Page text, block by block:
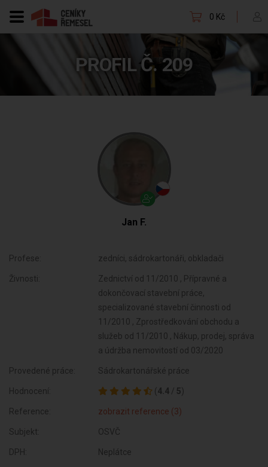
0 Kč
PROFIL Č. 209
Jan F.
Profese: zedníci, sádrokartonáři, obkladači
Živnosti:
Zednictví od 11/2010 , Přípravné a
dokončovací stavební práce,
specializované stavební činnosti od
11/2010 , Zprostředkování obchodu a
služeb od 11/2010 , Nákup, prodej, správa
a údržba nemovitostí od 03/2020
Provedené práce: Sádrokartonářské práce
Hodnocení: ( 4.4 / 5)
Reference: zobrazit reference (3)
Subjekt: OSVČ
DPH: Neplátce